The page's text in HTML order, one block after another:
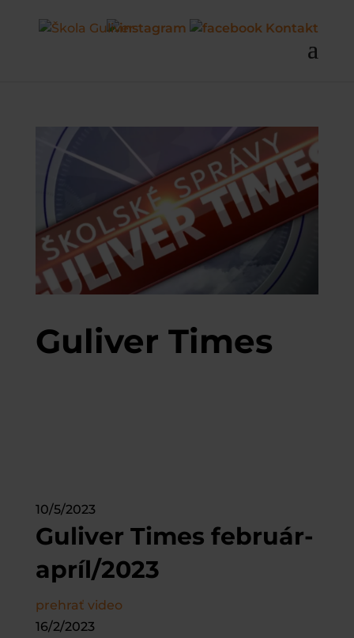
Kontakt
Guliver Times
10/5/2023
Guliver Times február-
apríl/2023
prehrať video
16/2/2023